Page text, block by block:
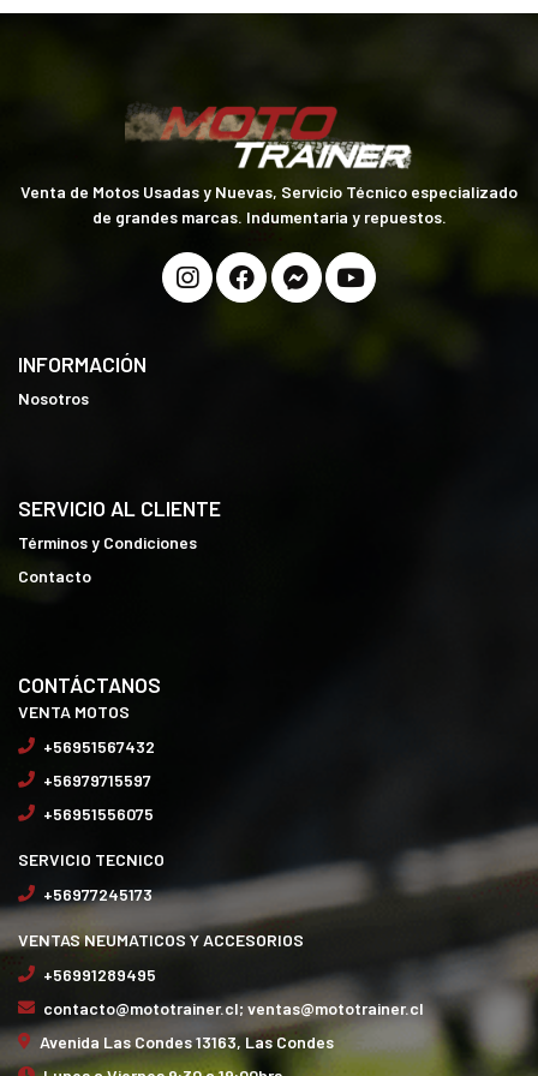
Venta de Motos Usadas y Nuevas, Servicio Técnico especializado
de grandes marcas. Indumentaria y repuestos.
INFORMACIÓN
Nosotros
SERVICIO AL CLIENTE
Términos y Condiciones
Contacto
CONTÁCTANOS
VENTA MOTOS
+56951567432
+56979715597
+56951556075
SERVICIO TECNICO
+56977245173
VENTAS NEUMATICOS Y ACCESORIOS
+56991289495
contacto@mototrainer.cl; ventas@mototrainer.cl
Avenida Las Condes 13163, Las Condes